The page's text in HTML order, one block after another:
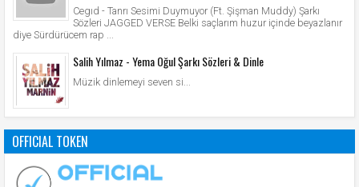
Cegıd - Tanrı Sesimi Duymuyor (Ft. Şişman Muddy) Şarkı
Sözleri JAGGED VERSE Belki saçlarım huzur içinde beyazlanır
diye Sürdürücem rap ...
Salih Yılmaz - Yema Oğul Şarkı Sözleri & Dinle
Müzik dinlemeyi seven si...
OFFICIAL TOKEN